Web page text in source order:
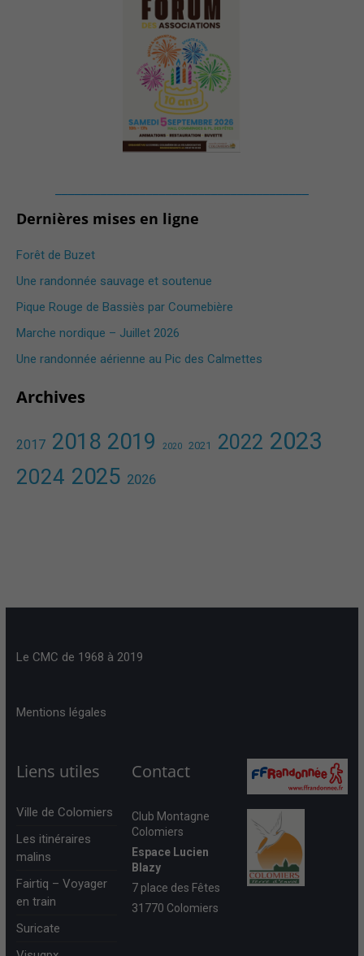
Dernières mises en ligne
Forêt de Buzet
Une randonnée sauvage et soutenue
Pique Rouge de Bassiès par Coumebière
Marche nordique – Juillet 2026
Une randonnée aérienne au Pic des Calmettes ​
Archives
2017 2018 2019 2020 2021 2022 2023
2024 2025 2026
Le CMC de 1968 à 2019
Mentions légales
Liens utiles
Ville de Colomiers
Les itinéraires
malins
Fairtiq – Voyager
en train
Suricate
Contact
Club Montagne
Colomiers
Espace Lucien
Blazy
7 place des Fêtes
31770 Colomiers